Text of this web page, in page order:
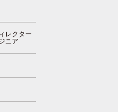
レクター
ニア